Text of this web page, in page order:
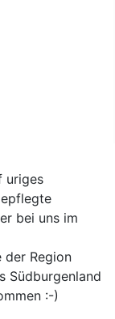
uriges
bei uns im
der Region
Südburgenland
:-)